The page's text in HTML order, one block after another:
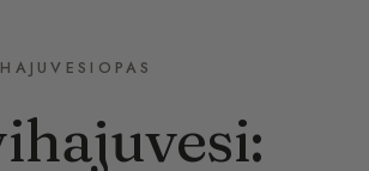
HAJUVESIOPAS